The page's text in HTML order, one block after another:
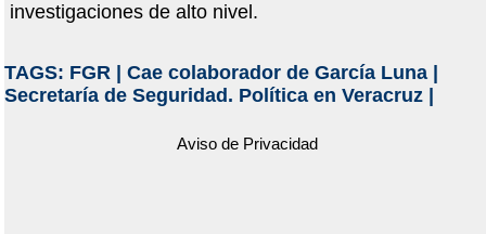
investigaciones de alto nivel.
TAGS: FGR| Cae colaborador de García Luna|
Secretaría de Seguridad. Política en Veracruz|
Aviso de Privacidad